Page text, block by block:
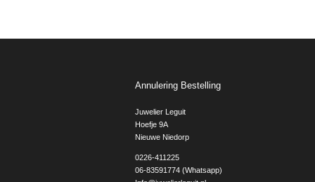
Annulering Bestelling
Juwelier Leguit
Hoefje 9A
Nieuwe Niedorp
0226-411225
06-83591774 (Whatsapp)